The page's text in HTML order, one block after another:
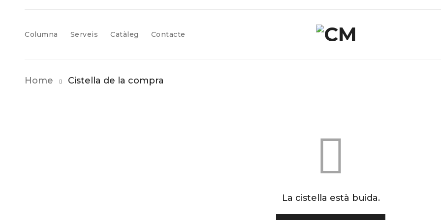
Columna Serveis Catàleg Contacte
Home Cistella de la compra
La cistella està buida.